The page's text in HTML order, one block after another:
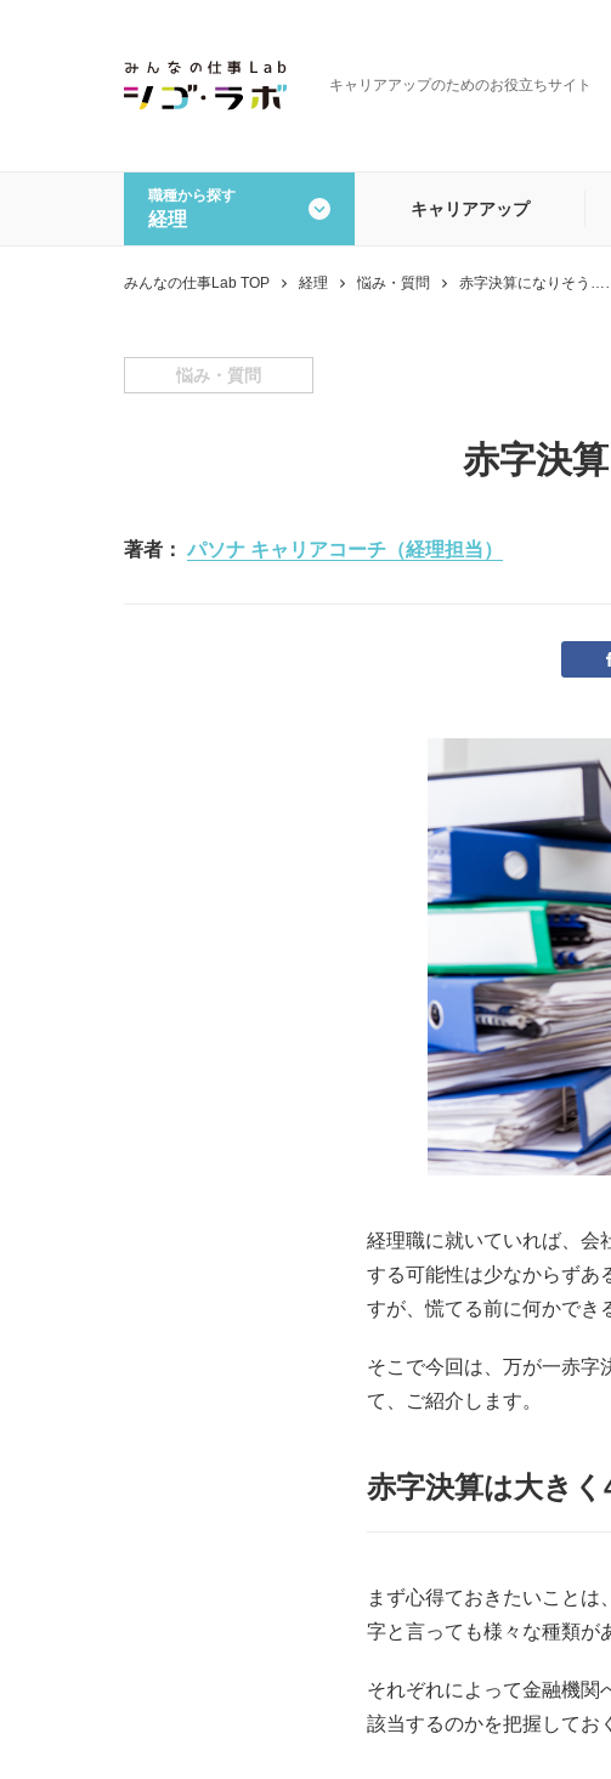
キャリアアップのためのお役立ちサイト
職種から探す
経理
一般事務・営業事務 経理
キャリアアップ
みんなの仕事Lab TOP 経理 悩み・質問 赤字決算になりそう
悩み・質問
赤字決
著者： パソナ キャリアコーチ（経理担当）
経理職に就いていれば、
する可能性は少なからずあ
すが、慌てる前に何かでき
そこで今回は、万が一赤字
て、ご紹介します。
赤字決算は大き
まず心得ておきたいこと
字と言っても様々な種類が
それぞれによって金融機関
該当するのかを把握してお